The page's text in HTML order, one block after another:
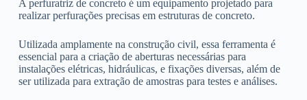
A perfuratriz de concreto é um equipamento projetado para
realizar perfurações precisas em estruturas de concreto.
Utilizada amplamente na construção civil, essa ferramenta é
essencial para a criação de aberturas necessárias para
instalações elétricas, hidráulicas, e fixações diversas, além de
ser utilizada para extração de amostras para testes e análises.